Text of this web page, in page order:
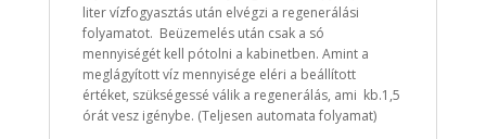
liter vízfogyasztás után elvégzi a regenerálási
folyamatot. Beüzemelés után csak a só
mennyiségét kell pótolni a kabinetben. Amint a
meglágyított víz mennyisége eléri a beállított
értéket, szükségessé válik a regenerálás, ami kb.1,5
órát vesz igénybe. (Teljesen automata folyamat)